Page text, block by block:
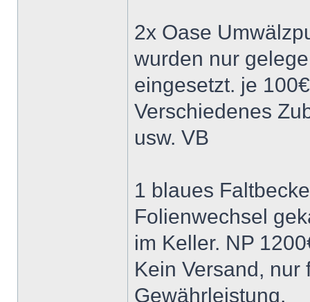
2x Oase
wurden nur
eingesetzt. je
Verschiedenes
usw. VB
1 blaues
Folienwechsel
im Keller. NP
Kein Versand, nur
Gewährleistung.